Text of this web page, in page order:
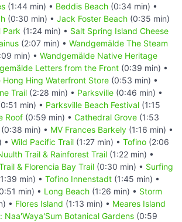
(1:44 min) • Beddis Beach (0:34 min) •
(0:30 min) • Jack Foster Beach (0:35 min)
Park (1:24 min) • Salt Spring Island Cheese
(2:07 min) • Wandgemälde The Steam
min) • Wandgemälde Native Heritage
Letters from the Front (0:39 min) •
Hong Hing Waterfront Store (0:53 min) •
Trail (2:28 min) • Parksville (0:46 min) •
min) • Parksville Beach Festival (1:15
Roof (0:59 min) • Cathedral Grove (1:53
(0:38 min) • MV Frances Barkely (1:16 min) •
• Wild Pacific Trail (1:27 min) • Tofino (2:06
Trail & Rainforest Trail (1:22 min) •
& Florencia Bay Trail (0:30 min) • Surfing
min) • Tofino Innenstadt (1:45 min) •
min) • Long Beach (1:26 min) • Storm
• Flores Island (1:13 min) • Meares Island
Naa'Waya'Sum Botanical Gardens (0:59